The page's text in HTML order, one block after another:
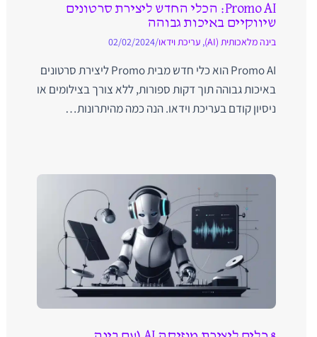
Promo AI: הכלי החדש ליצירת סרטונים
שיווקיים באיכות גבוהה
בינה מלאכותית (AI) , עריכת וידאו/
02/02/2024
Promo AI הוא כלי חדש מבית Promo ליצירת סרטונים
באיכות גבוהה תוך דקות ספורות, ללא צורך בצילומים או
ניסיון קודם בעריכת וידאו. הנה כמה מהיתרונות…